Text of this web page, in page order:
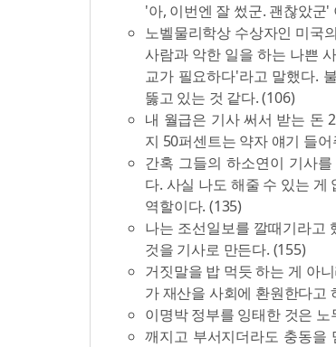
'아, 이번엔 잘 썼군. 괜찮았군
노벨물리학상 수상자인 미국
사람과 악한 일을 하는 나쁜
교가 필요하다'라고 말했다.
뚫고 있는 것 같다. (106)
내 월급은 기사 써서 받는 돈
지 50퍼센트는 약자 얘기 들
간혹 그들의 하소연이 기사
다. 사실 나도 해줄 수 있는 게
역할이다. (135)
나는 조선일보를 깔때기라고
것을 기사로 만든다. (155)
거짓말을 밥 먹듯 하는 게 아
가 재산을 사회에 환원한다고
이명박 정부를 잉태한 것은
깨지고 부서지더라도 충동을